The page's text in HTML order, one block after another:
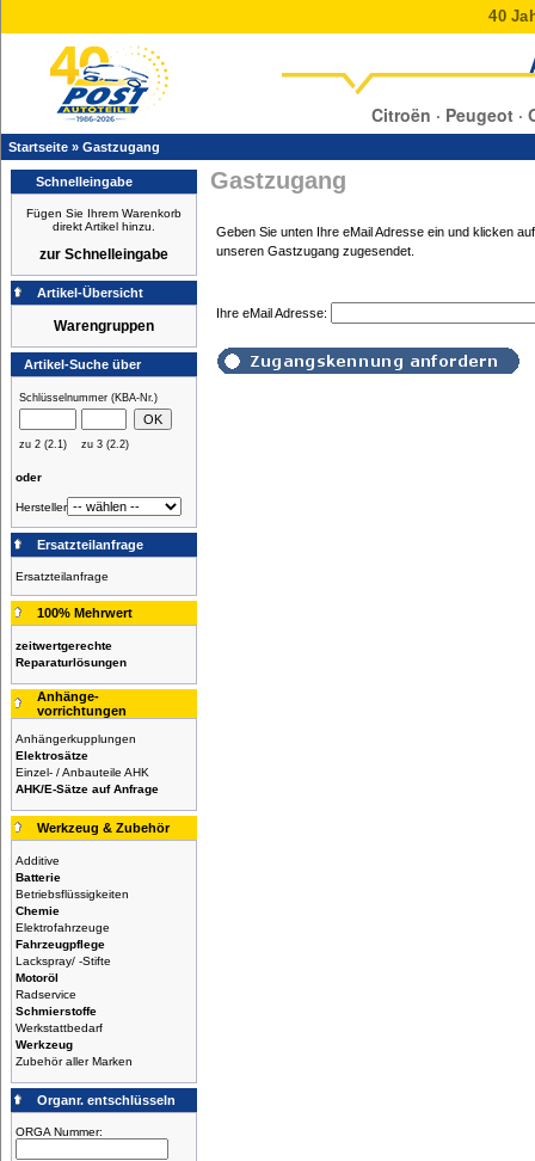
40
Citroën · Peugeot ·
Startseite » Gastzugang
Schnelleingabe
Fügen Sie Ihrem Warenkorb
direkt Artikel hinzu.
zur Schnelleingabe
Artikel-Übersicht
Warengruppen
Artikel-Suche über
Schlüsselnummer (KBA-Nr.)
zu 2 (2.1) zu 3 (2.2)
oder
Hersteller
Ersatzteilanfrage
Ersatzteilanfrage
100% Mehrwert
zeitwertgerechte
Reparaturlösungen
Anhänge-
vorrichtungen
Anhängerkupplungen
Elektrosätze
Einzel- / Anbauteile AHK
AHK/E-Sätze auf Anfrage
Werkzeug & Zubehör
Additive
Batterie
Betriebsflüssigkeiten
Chemie
Elektrofahrzeuge
Fahrzeugpflege
Lackspray/ -Stifte
Motoröl
Radservice
Schmierstoffe
Werkstattbedarf
Werkzeug
Zubehör aller Marken
Organr. entschlüsseln
ORGA Nummer:
Gastzugang
Geben Sie unten Ihre eMail Adresse ein und klicken
unseren Gastzugang zugesendet.
Ihre eMail Adresse: